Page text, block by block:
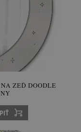
ZEĎ DOODLE